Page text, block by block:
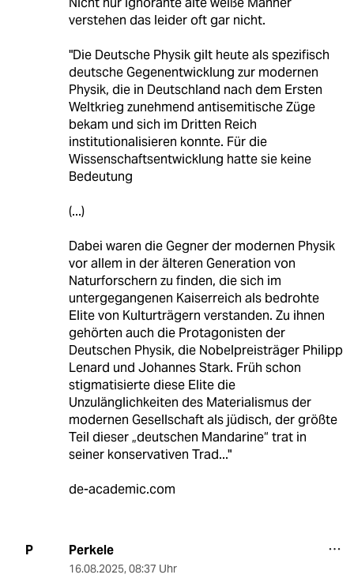
verstehen das leider oft gar nicht.
"Die Deutsche Physik gilt heute als spezifisch
deutsche Gegenentwicklung zur modernen
Physik, die in Deutschland nach dem Ersten
Weltkrieg zunehmend antisemitische Züge
bekam und sich im Dritten Reich
institutionalisieren konnte. Für die
Wissenschaftsentwicklung hatte sie keine
Bedeutung
(...)
Dabei waren die Gegner der modernen Physik
vor allem in der älteren Generation von
Naturforschern zu finden, die sich im
untergegangenen Kaiserreich als bedrohte
Elite von Kulturträgern verstanden. Zu ihnen
gehörten auch die Protagonisten der
Deutschen Physik, die Nobelpreisträger Philipp
Lenard und Johannes Stark. Früh schon
stigmatisierte diese Elite die
Unzulänglichkeiten des Materialismus der
modernen Gesellschaft als jüdisch, der größte
Teil dieser „deutschen Mandarine“ trat in
seiner konservativen Trad..."
de-academic.com
P Perkele
16.08.2025, 08:37 Uhr